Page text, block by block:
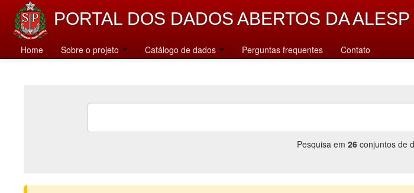
PORTAL DOS DADOS ABERTOS DA ALESP
Home Sobre o projeto Catálogo de dados Perguntas frequentes Contato
Pesquisa em 26 conjuntos de